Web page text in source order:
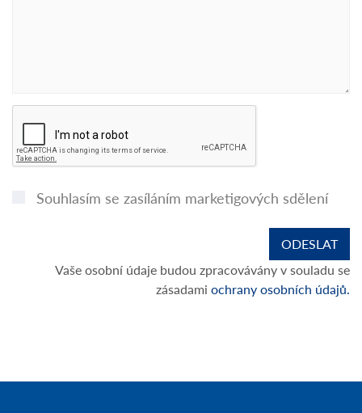
Souhlasím se zasíláním marketigových sdělení
Vaše osobní údaje budou zpracovávány v souladu se
zásadami ochrany osobních údajů.